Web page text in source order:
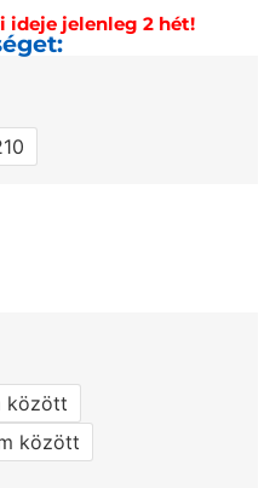
ideje jelenleg 2 hét!
között
között